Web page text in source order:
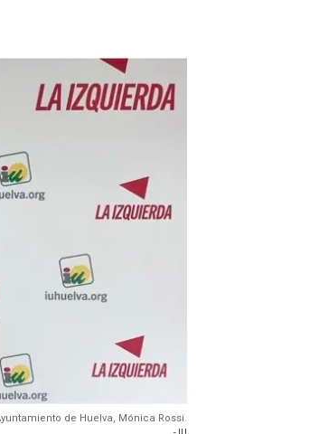
de Huelva, Mónica Rossi.